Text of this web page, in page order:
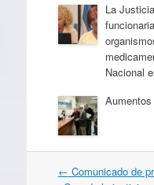
La
Nacional
Navegación
← Comunicado de